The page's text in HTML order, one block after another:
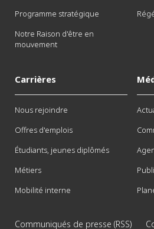
Programme stratégique
Notre Raison d'être en
mouvement
Carrières
Nous rejoindre
Offres d'emplois
Étudiants, jeunes diplômés
Métiers
Mobilité interne
Communiqués de presse (RSS)